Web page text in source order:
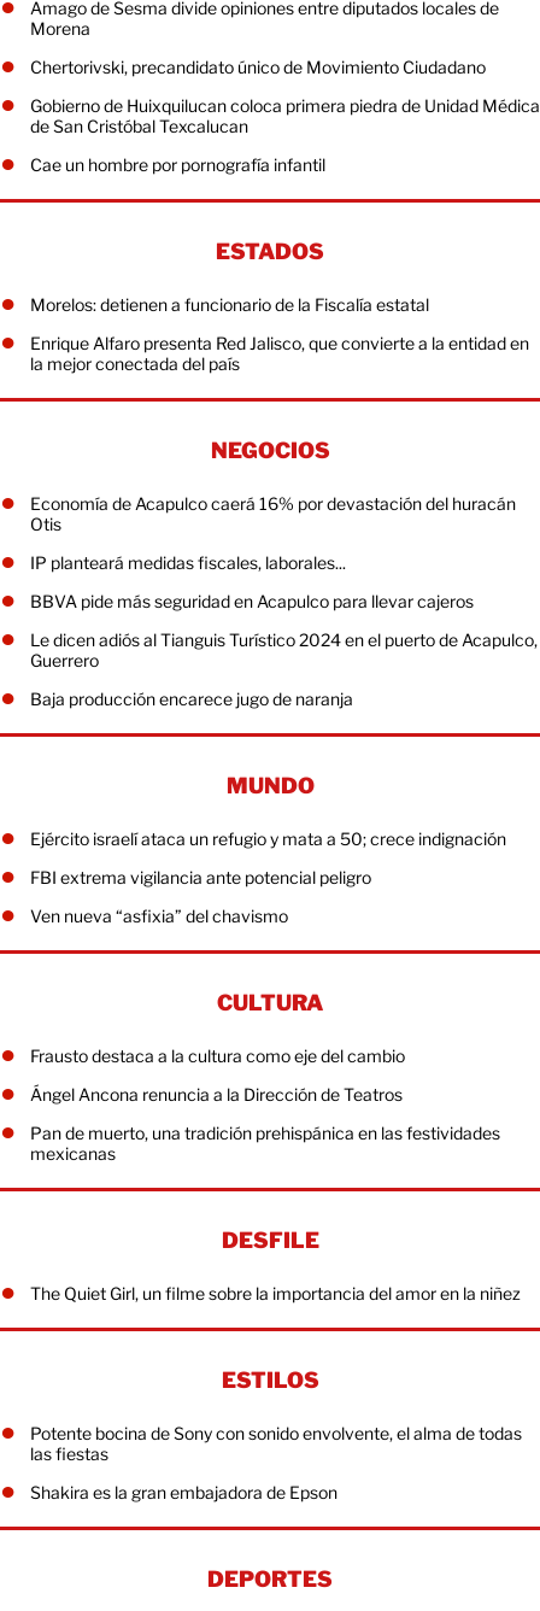
Amago de Sesma divide opiniones entre diputados locales de
Morena
Chertorivski, precandidato único de Movimiento Ciudadano
Gobierno de Huixquilucan coloca primera piedra de Unidad Médica
de San Cristóbal Texcalucan
Cae un hombre por pornografía infantil
ESTADOS
Morelos: detienen a funcionario de la Fiscalía estatal
Enrique Alfaro presenta Red Jalisco, que convierte a la entidad en
la mejor conectada del país
NEGOCIOS
Economía de Acapulco caerá 16% por devastación del huracán
Otis
IP planteará medidas fiscales, laborales...
BBVA pide más seguridad en Acapulco para llevar cajeros
Le dicen adiós al Tianguis Turístico 2024 en el puerto de Acapulco,
Guerrero
Baja producción encarece jugo de naranja
MUNDO
Ejército israelí ataca un refugio y mata a 50; crece indignación
FBI extrema vigilancia ante potencial peligro
Ven nueva “asfixia” del chavismo
CULTURA
Frausto destaca a la cultura como eje del cambio
Ángel Ancona renuncia a la Dirección de Teatros
Pan de muerto, una tradición prehispánica en las festividades
mexicanas
DESFILE
The Quiet Girl, un filme sobre la importancia del amor en la niñez
ESTILOS
Potente bocina de Sony con sonido envolvente, el alma de todas
las fiestas
Shakira es la gran embajadora de Epson
DEPORTES